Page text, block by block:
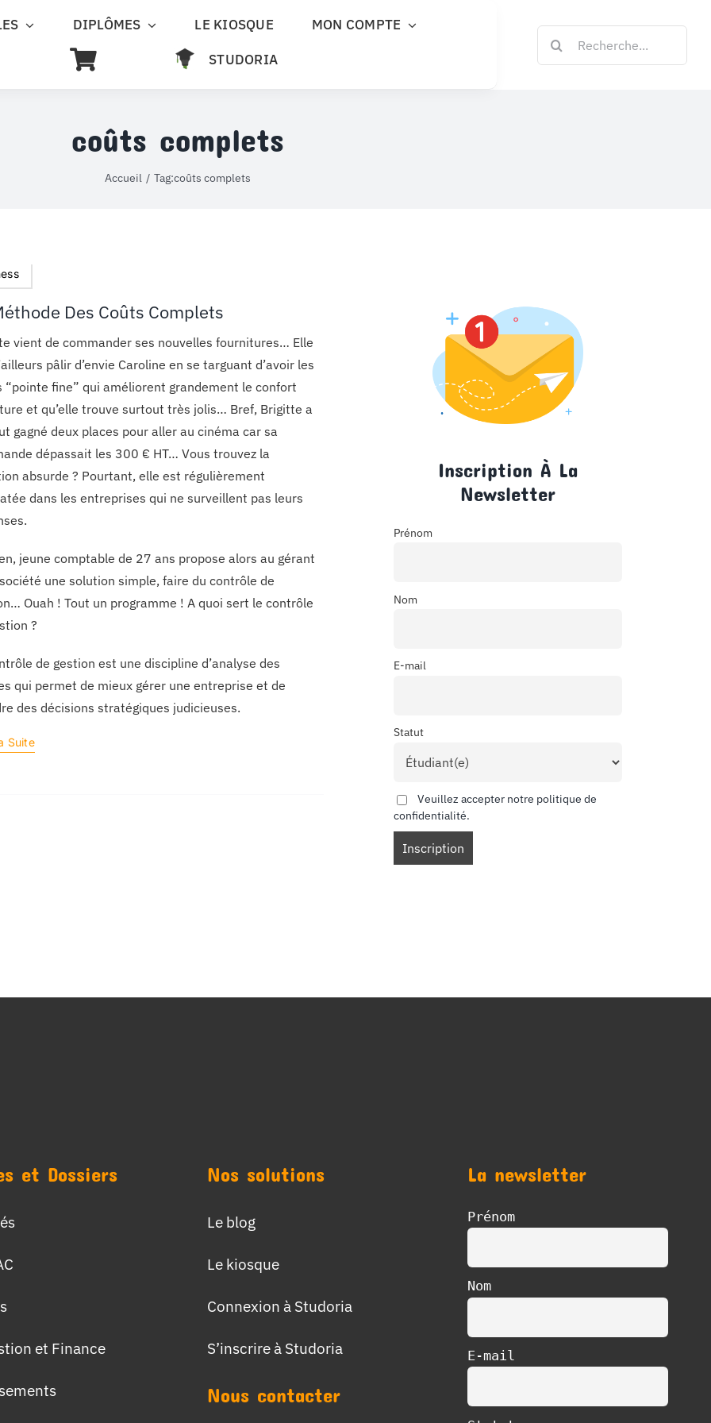
DIPLÔMES LE KIOSQUE
MON COMPTE
STUDORIA
coûts complets
Accueil Tag:coûts complets
Des Coûts Complets
vient de commander ses nouvelles fournitures… Elle
pâlir d’envie Caroline en se targuant d’avoir les
“pointe fine” qui améliorent grandement le confort
et qu’elle trouve surtout très jolis… Bref, Brigitte a
gagné deux places pour aller au cinéma car sa
dépassait les 300 € HT… Vous trouvez la
absurde ? Pourtant, elle est régulièrement
dans les entreprises qui ne surveillent pas leurs
jeune comptable de 27 ans propose alors au gérant
une solution simple, faire du contrôle de
Ouah ! Tout un programme ! A quoi sert le contrôle
?
de gestion est une discipline d’analyse des
qui permet de mieux gérer une entreprise et de
des décisions stratégiques judicieuses.
Suite
Inscription À La
Newsletter
Prénom
Nom
E-mail
Statut
Veuillez accepter notre politique de
confidentialité.
et Dossiers
et Finance
Nos solutions
Le blog
Le kiosque
Connexion à Studoria
S’inscrire à Studoria
Nous contacter
La newsletter
Prénom
Nom
E-mail